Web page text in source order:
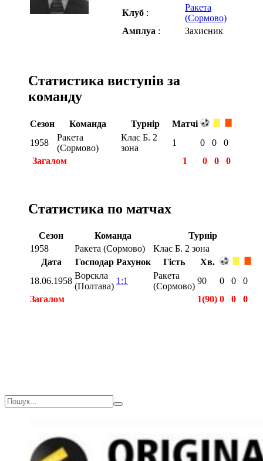
Клуб :
Ракета
(Сормово)
Амплуа : Захисник
Статистика виступів за
команду
Сезон Команда Турнір
Матчі
1958
Ракета
(Сормово)
Клас Б. 2
зона
1 0 0
0
Загалом
1 0 0 0
Статистика по матчах
Сезон Команда
Турнір
1958
Ракета (Сормово)
Клас Б. 2 зона
Дата
Господар Рахунок Гість
Хв.
18.06.1958
Ворскла
(Полтава)
1:1
Ракета
(Сормово)
90 0 0
0
Загалом
1(90) 0 0
0